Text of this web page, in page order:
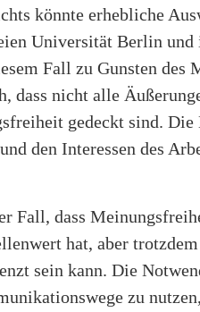
könnte erhebliche
Universität Berlin und
Fall zu Gunsten des
dass nicht alle
gedeckt sind. Die
den Interessen des
Fall, dass
hat, aber
sein kann. Die
zu